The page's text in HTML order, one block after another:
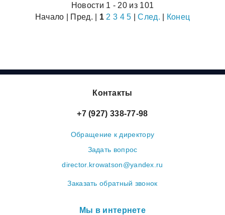
Новости 1 - 20 из 101
Начало | Пред. | 1 2 3 4 5 |След. Конец
Контакты
+7 (927) 338-77-98
Обращение к директору
Задать вопрос
director.krowatson@yandex.ru
Заказать обратный звонок
Мы в интернете